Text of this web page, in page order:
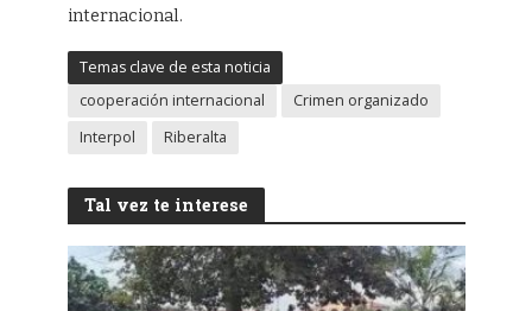
internacional.
Temas clave de esta noticia
cooperación internacional
Crimen organizado
Interpol
Riberalta
Tal vez te interese